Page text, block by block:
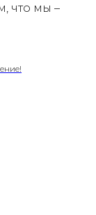
что мы –